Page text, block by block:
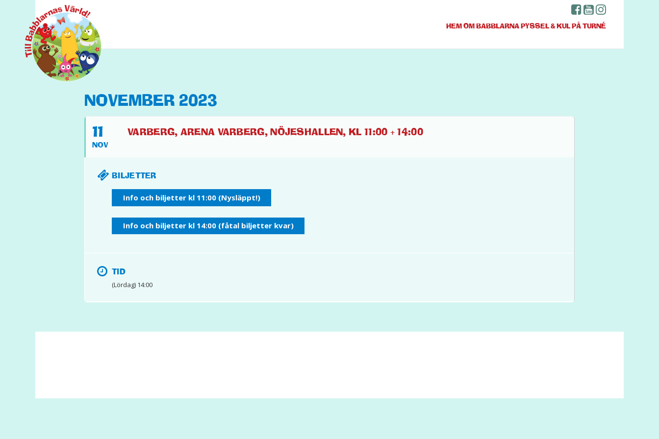
HEMOM BABBLARNAPYSSEL & KULPÅ TURNÉ
NOVEMBER 2023
11
NOV
VARBERG, ARENA VARBERG, NÖJESHALLEN, KL 11:00 + 14:00
BILJETTER
Info och biljetter kl 11:00 (Nysläppt!)
Info och biljetter kl 14:00 (fåtal biljetter kvar)
TID
(Lördag) 14:00